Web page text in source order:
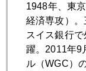
2020年11月24日
コロナ禍には良
1948年、東
経済専攻）。
スイス銀行
躍。2011年9
ル（WGC）